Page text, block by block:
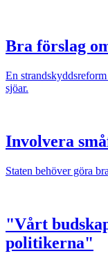
Bra förslag
En
sjöar.
Involvera
Staten behöver göra
"Vårt
politikerna"